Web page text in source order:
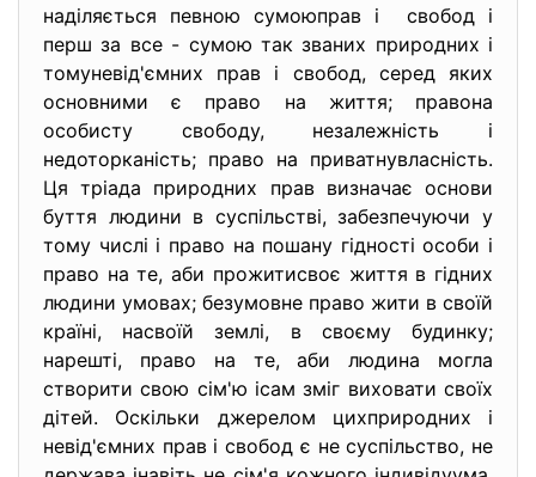
наділяється певною сумоюправ і свобод і
перш за все - сумою так званих природних і
томуневід'ємних прав і свобод, серед яких
основними є право на життя; правона
особисту свободу, незалежність і
недоторканість; право на приватнувласність.
Ця тріада природних прав визначає основи
буття людини в суспільстві, забезпечуючи у
тому числі і право на пошану гідності особи і
право на те, аби прожитисвоє життя в гідних
людини умовах; безумовне право жити в своїй
країні, насвоїй землі, в своєму будинку;
нарешті, право на те, аби людина могла
створити свою сім'ю ісам зміг виховати своїх
дітей. Оскільки джерелом цихприродних і
невід'ємних прав і свобод є не суспільство, не